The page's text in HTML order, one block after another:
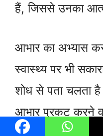
हैं, जिससे उनका
आभार का अभ्यास
स्वास्थ्य पर भी
शोध से पता चलता
आभार प्रकट करने